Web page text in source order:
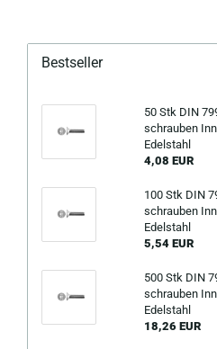
Bestseller
50 Stk DIN
schrau­ben
Edel­stahl
4,08 EUR
100 Stk DIN
schrau­ben
Edel­stahl
5,54 EUR
500 Stk DIN
schrau­ben
Edel­stahl
18,26 EUR